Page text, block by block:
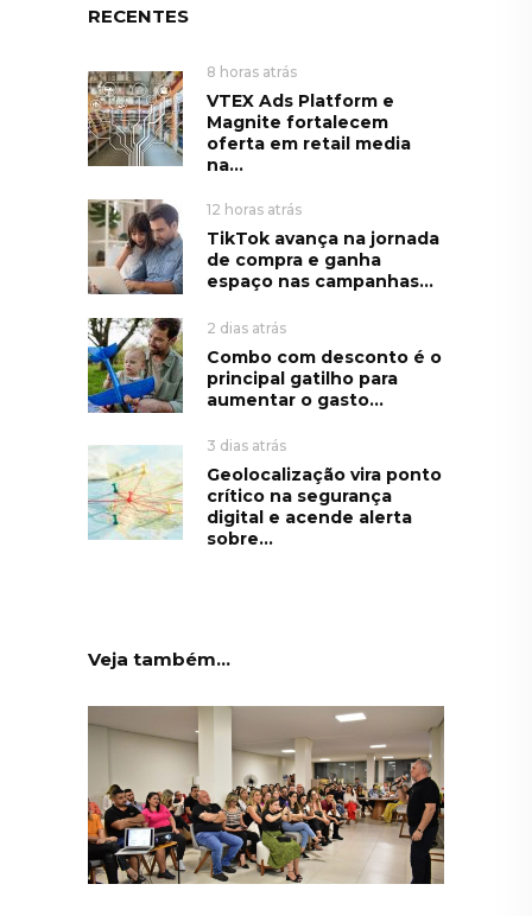
RECENTES
8 horas atrás
VTEX Ads Platform e
Magnite fortalecem
oferta em retail media
na...
12 horas atrás
TikTok avança na jornada
de compra e ganha
espaço nas campanhas...
2 dias atrás
Combo com desconto é o
principal gatilho para
aumentar o gasto...
3 dias atrás
Geolocalização vira ponto
crítico na segurança
digital e acende alerta
sobre...
Veja também...